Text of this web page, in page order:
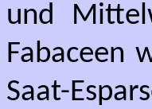
und
Fabaceen
Saat-